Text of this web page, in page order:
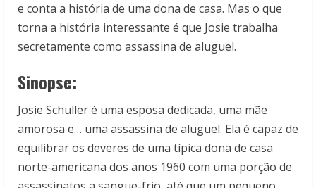
e conta a história de uma dona de casa. Mas o que
torna a história interessante é que Josie trabalha
secretamente como assassina de aluguel.
Sinopse:
Josie Schuller é uma esposa dedicada, uma mãe
amorosa e… uma assassina de aluguel. Ela é capaz de
equilibrar os deveres de uma típica dona de casa
norte-americana dos anos 1960 com uma porção de